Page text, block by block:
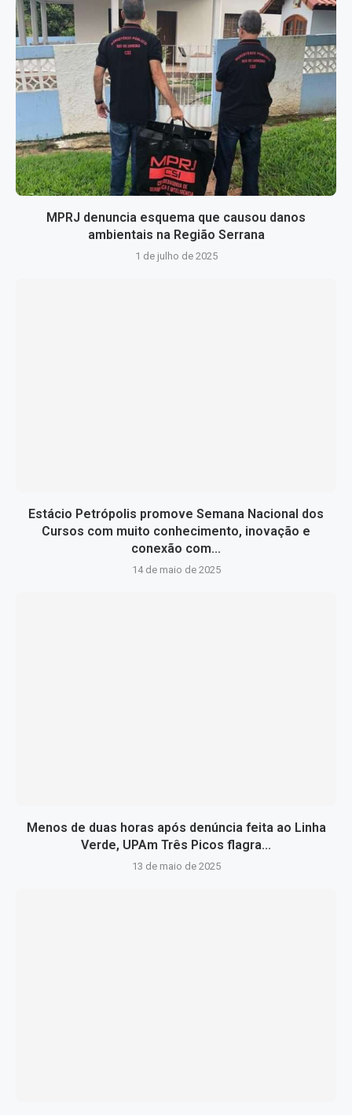
MPRJ denuncia esquema que causou danos
ambientais na Região Serrana
1 de julho de 2025
Estácio Petrópolis promove Semana Nacional dos
Cursos com muito conhecimento, inovação e
conexão com...
14 de maio de 2025
Menos de duas horas após denúncia feita ao Linha
Verde, UPAm Três Picos flagra...
13 de maio de 2025